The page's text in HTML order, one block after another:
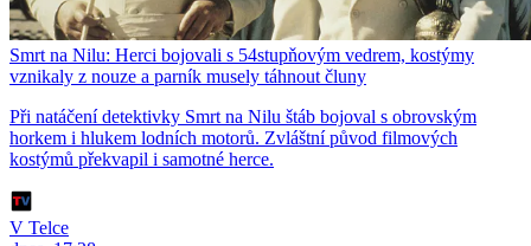
Smrt na Nilu: Herci bojovali s 54stupňovým vedrem, kostýmy
vznikaly z nouze a parník musely táhnout čluny
Při natáčení detektivky Smrt na Nilu štáb bojoval s obrovským
horkem i hlukem lodních motorů. Zvláštní původ filmových
kostýmů překvapil i samotné herce.
V Telce